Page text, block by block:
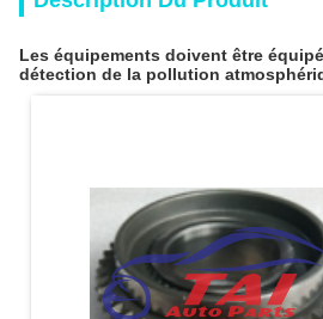
Les équipements doivent être
détection de la pollution